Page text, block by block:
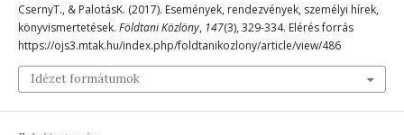
CsernyT., & PalotásK. (2017). Események, rendezvények, személyi hírek,
könyvismertetések. Földtani Közlöny, 147(3), 329-334. Elérés forrás
https://ojs3.mtak.hu/index.php/foldtanikozlony/article/view/486
Idézet formátumok